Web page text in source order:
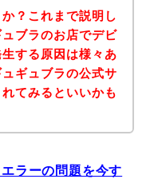
？これまで説明し
ブラのお店でデビ
する原因は様々あ
ギュブラの公式サ
てみるといいかも
ラーの問題を今す